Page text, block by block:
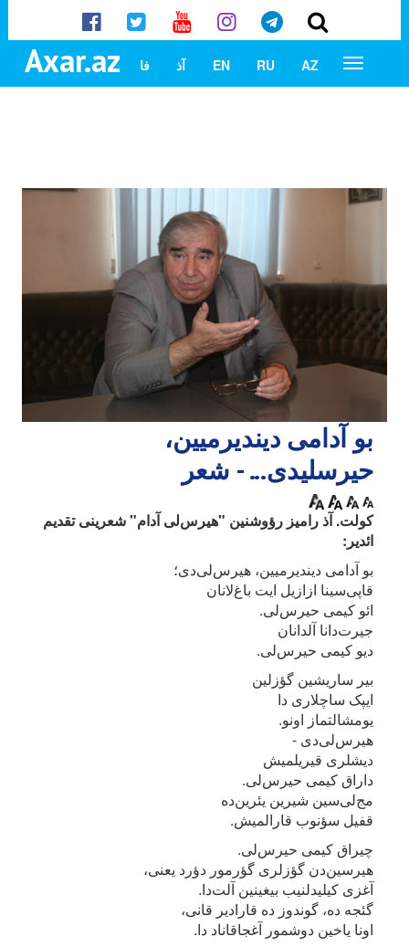
Axar.az AZ
RU
EN آذ فا
بو آدامی دیندیرمیین،
حیرسلیدی... - شعر
کولت. آذ رامیز رؤوشنین "هیرس‌لی آدام" شعرینی تقدیم
ائدیر:
بو آدامی دیندیرمیین، هیرس‌لی‌دی؛
قاپی‌سینا ازازیل ایت باغ‌لانان
ائو کیمی حیرس‌لی.
جیرت‌دانا آلدانان
دیو کیمی حیرس‌لی.
بیر ساریشین گؤزلین
ایپک ساچلاری دا
یومشالتماز اونو.
هیرس‌لی‌دی -
دیشلری قیریلمیش
داراق کیمی حیرس‌لی.
مج‌لی‌سین شیرین یئرین‌ده
قفیل سؤنوب قارالمیش.
چیراق کیمی حیرس‌لی.
هیرسین‌دن گؤزلری گؤرمور دؤرد یعنی،
آغزی کیلیدلنیب بیغینین آلت‌دا.
گئجه ده، گوندوز ده قارادیر قانی،
اونا یاخین دوشمور آغجاقاناد دا.